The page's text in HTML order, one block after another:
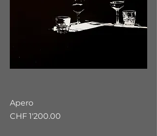
Apero
Preis
CHF 1'200.00